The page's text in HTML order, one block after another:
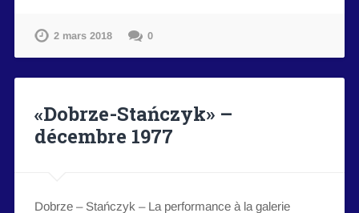
2 mars 2018 0
«Dobrze-Stańczyk» –
décembre 1977
Dobrze – Stańczyk – La performance à la galerie